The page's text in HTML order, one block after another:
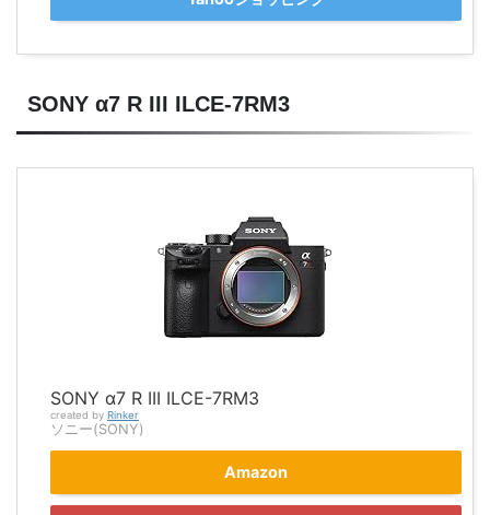
SONY α7 R III ILCE-7RM3
SONY α7 R III ILCE-7RM3
created by Rinker
ソニー(SONY)
Amazon